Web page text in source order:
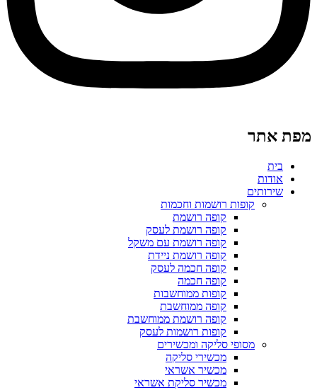
רושמות וחכמות
קופה רושמת לעסק
קופה רושמת עם משקל
קופה רושמת ניידת
קופה חכמה לעסק
קופות ממוחשבות
קופה ממוחשבת
קופה רושמת ממוחשבת
קופות רושמות לעסק
סליקה ומכשירים
מכשירי סליקה
מכשיר אשראי
מכשיר סליקת אשראי